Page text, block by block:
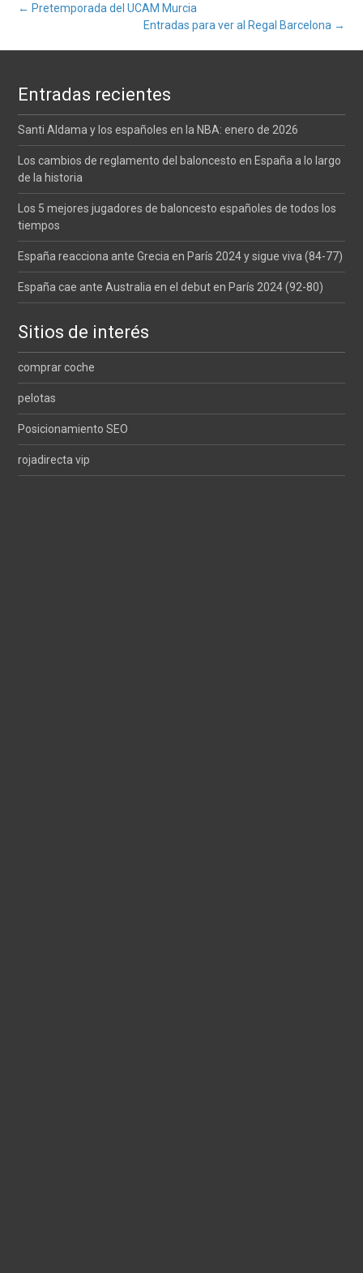
Navegación
entradas
← Pretemporada del UCAM Murcia
Entradas para ver al Regal Barcelona →
Entradas recientes
Santi Aldama y los españoles en la NBA: enero de 2026
Los cambios de reglamento del baloncesto en España a lo largo
de la historia
Los 5 mejores jugadores de baloncesto españoles de todos los
tiempos
España reacciona ante Grecia en París 2024 y sigue viva (84-77)
España cae ante Australia en el debut en París 2024 (92-80)
Sitios de interés
comprar coche
pelotas
Posicionamiento SEO
rojadirecta vip